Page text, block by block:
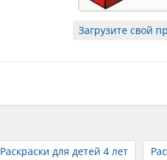
Загрузите свой
Раскраски для детей 4 лет